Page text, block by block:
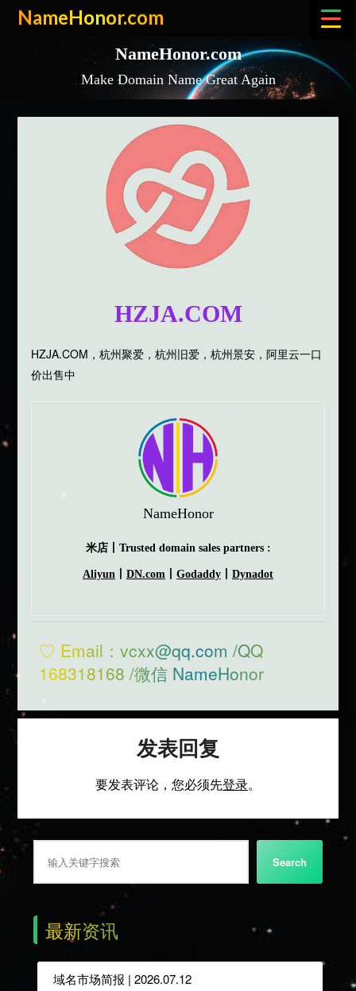
Skip
content
NameHonor.com
NameHonor.com
Make Domain Name Great Again
HZJA.COM
HZJA.COM，杭州聚爱，杭州旧爱，杭州景安，阿里云一口
价出售中
NameHonor
米店丨Trusted domain sales partners :
Aliyun DN.com Godaddy Dynadot
♡ Email：vcxx@qq.com /QQ
168318168 /微信 NameHonor
发表回复
要发表评论，您必须先登录。
Search
最新资讯
域名市场简报 | 2026.07.12